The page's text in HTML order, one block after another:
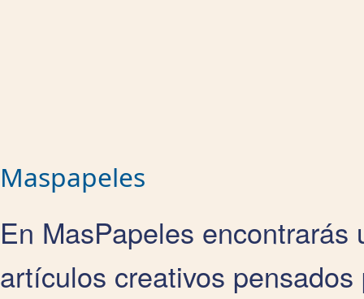
Maspapeles
En MasPapeles
artículos creativos